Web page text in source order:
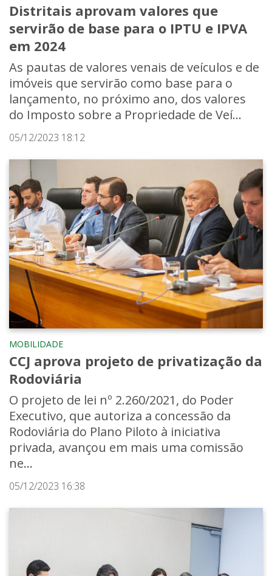
Distritais aprovam valores que
servirão de base para o IPTU e IPVA
em 2024
As pautas de valores venais de veículos e de
imóveis que servirão como base para o
lançamento, no próximo ano, dos valores
do Imposto sobre a Propriedade de Veí...
05/12/2023 18:12
MOBILIDADE
CCJ aprova projeto de privatização da
Rodoviária
O projeto de lei nº 2.260/2021, do Poder
Executivo, que autoriza a concessão da
Rodoviária do Plano Piloto à iniciativa
privada, avançou em mais uma comissão
ne...
05/12/2023 16:38